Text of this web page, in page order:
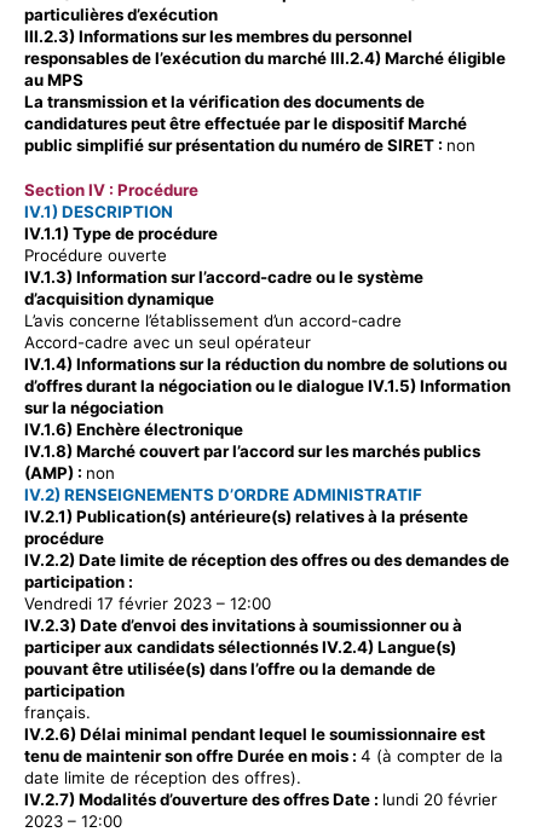
particulières d’exécution
III.2.3) Informations sur les membres du personnel
responsables de l’exécution du marché III.2.4) Marché éligible
au MPS
La transmission et la vérification des documents de
candidatures peut être effectuée par le dispositif Marché
public simplifié sur présentation du numéro de SIRET : non
Section IV : Procédure
IV.1) DESCRIPTION
IV.1.1) Type de procédure
Procédure ouverte
IV.1.3) Information sur l’accord-cadre ou le système
d’acquisition dynamique
L’avis concerne l’établissement d’un accord-cadre
Accord-cadre avec un seul opérateur
IV.1.4) Informations sur la réduction du nombre de solutions ou
d’offres durant la négociation ou le dialogue IV.1.5) Information
sur la négociation
IV.1.6) Enchère électronique
IV.1.8) Marché couvert par l’accord sur les marchés publics
(AMP) : non
IV.2) RENSEIGNEMENTS D’ORDRE ADMINISTRATIF
IV.2.1) Publication(s) antérieure(s) relatives à la présente
procédure
IV.2.2) Date limite de réception des offres ou des demandes de
participation :
Vendredi 17 février 2023 – 12:00
IV.2.3) Date d’envoi des invitations à soumissionner ou à
participer aux candidats sélectionnés IV.2.4) Langue(s)
pouvant être utilisée(s) dans l’offre ou la demande de
participation
français.
IV.2.6) Délai minimal pendant lequel le soumissionnaire est
tenu de maintenir son offre Durée en mois : 4 (à compter de la
date limite de réception des offres).
IV.2.7) Modalités d’ouverture des offres Date : lundi 20 février
2023 – 12:00